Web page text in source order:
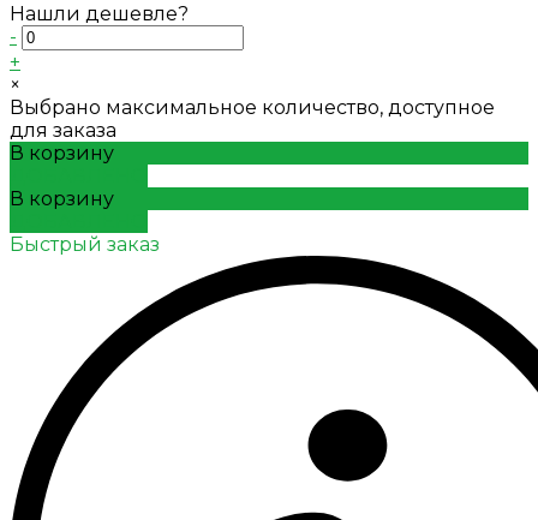
Нашли дешевле?
-
+
×
Выбрано максимальное количество, доступное
для заказа
В корзину
В корзину
Быстрый заказ